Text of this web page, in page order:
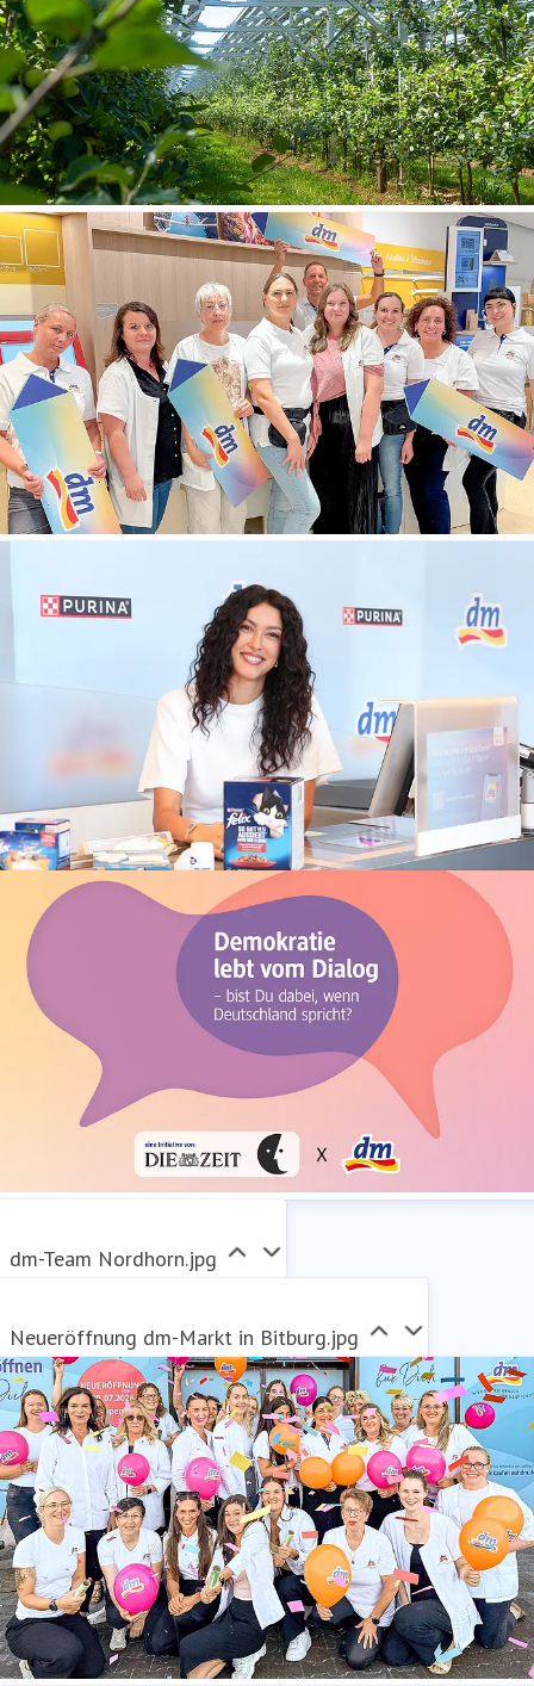
Agri-PV-Anlage Dundenheim
PURINA_dm_Rebecca Mir.JPG
dm-Team Nordhorn.jpg
Neueröffnung dm-Markt in Bitburg.jpg